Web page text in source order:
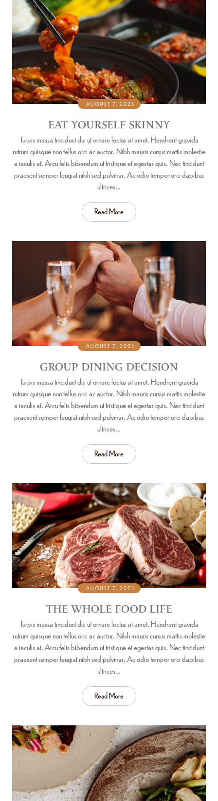
AUGUST 7, 2023
EAT YOURSELF SKINNY
Turpis massa tincidunt dui ut ornare lectus sit amet. Hendrerit gravida
rutrum quisque non tellus orci ac auctor. Nibh mauris cursus mattis molestie
a iaculis at. Arcu felis bibendum ut tristique et egestas quis. Nec tincidunt
praesent semper feugiat nibh sed pulvinar. Ac odio tempor orci dapibus
ultrices…
Read More
AUGUST 7, 2023
GROUP DINING DECISION
Turpis massa tincidunt dui ut ornare lectus sit amet. Hendrerit gravida
rutrum quisque non tellus orci ac auctor. Nibh mauris cursus mattis molestie
a iaculis at. Arcu felis bibendum ut tristique et egestas quis. Nec tincidunt
praesent semper feugiat nibh sed pulvinar. Ac odio tempor orci dapibus
ultrices…
Read More
AUGUST 7, 2023
THE WHOLE FOOD LIFE
Turpis massa tincidunt dui ut ornare lectus sit amet. Hendrerit gravida
rutrum quisque non tellus orci ac auctor. Nibh mauris cursus mattis molestie
a iaculis at. Arcu felis bibendum ut tristique et egestas quis. Nec tincidunt
praesent semper feugiat nibh sed pulvinar. Ac odio tempor orci dapibus
ultrices…
Read More